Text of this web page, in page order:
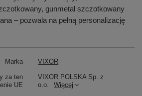
gunmetal szczotkowany
– pozwala na pełną personalizację
Marka VIXOR
za ten
UE
VIXOR POLSKA Sp. z
o.o.
Więcej